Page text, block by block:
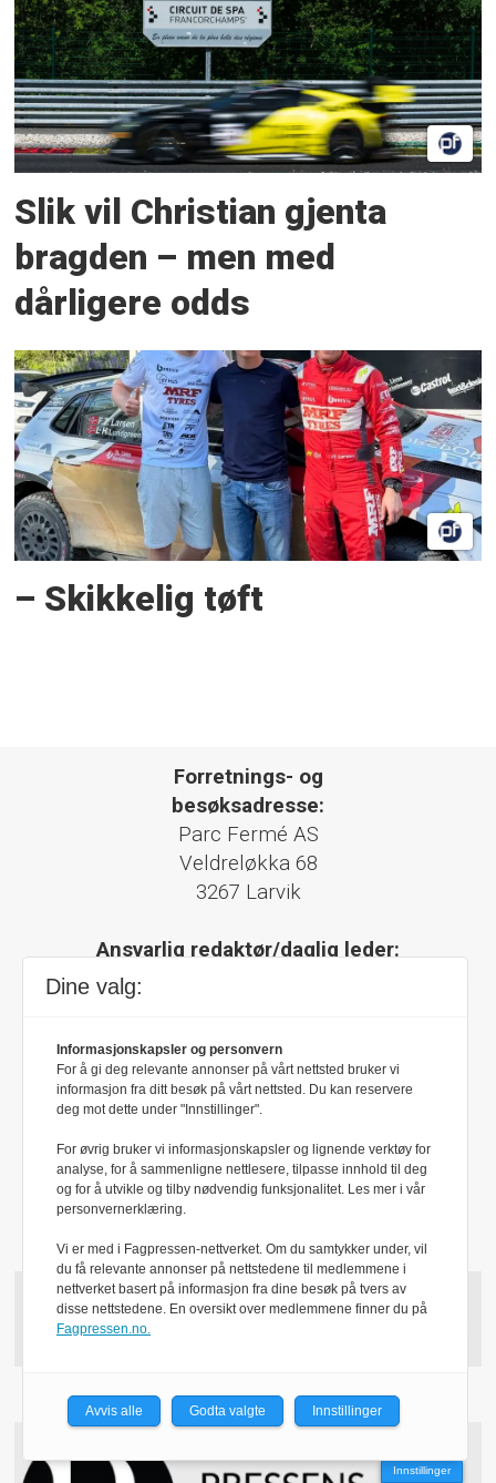
Slik vil Christian gjenta
bragden – men med
dårligere odds
– Skikkelig tøft
Forretnings- og
besøksadresse:
Parc Fermé AS
Veldreløkka 68
3267 Larvik
Ansvarlig redaktør/daglig leder:
redaksjonen@parcferme.no
Andre henvendelser:
post@parcferme.no
Simedia AS
Innstillinger
Dine valg:
Informasjonskapsler og personvern
For å gi deg relevante annonser på vårt nettsted bruker vi
informasjon fra ditt besøk på vårt nettsted. Du kan reservere
deg mot dette under "Innstillinger".
For øvrig bruker vi informasjonskapsler og lignende verktøy for
analyse, for å sammenligne nettlesere, tilpasse innhold til deg
og for å utvikle og tilby nødvendig funksjonalitet. Les mer i vår
personvernerklæring.
Vi er med i Fagpressen-nettverket. Om du samtykker under, vil
du få relevante annonser på nettstedene til medlemmene i
nettverket basert på informasjon fra dine besøk på tvers av
disse nettstedene. En oversikt over medlemmene finner du på
Fagpressen.no.
Avvis alle Godta valgte Innstillinger